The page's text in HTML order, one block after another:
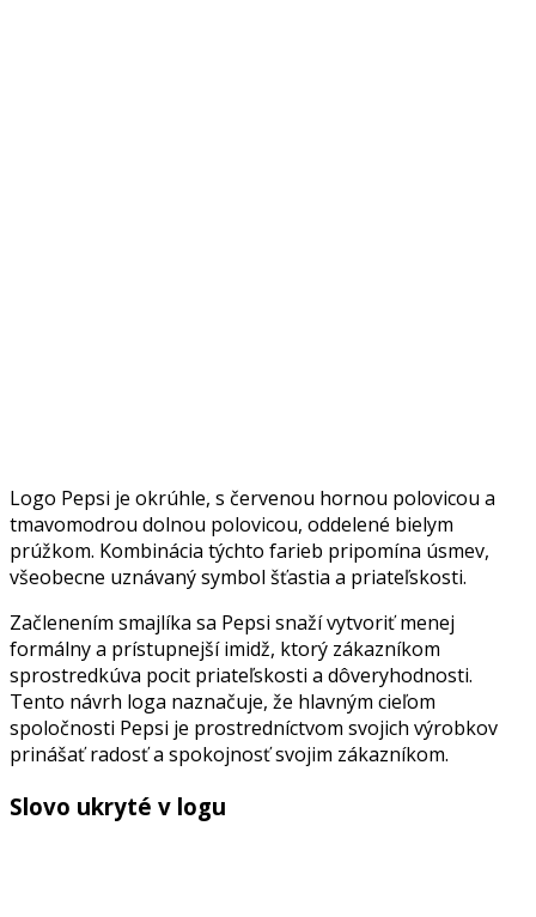
Logo Pepsi je okrúhle, s červenou hornou polovicou a
tmavomodrou dolnou polovicou, oddelené bielym
prúžkom. Kombinácia týchto farieb pripomína úsmev,
všeobecne uznávaný symbol šťastia a priateľskosti.
Začlenením smajlíka sa Pepsi snaží vytvoriť menej
formálny a prístupnejší imidž, ktorý zákazníkom
sprostredkúva pocit priateľskosti a dôveryhodnosti.
Tento návrh loga naznačuje, že hlavným cieľom
spoločnosti Pepsi je prostredníctvom svojich výrobkov
prinášať radosť a spokojnosť svojim zákazníkom.
Slovo ukryté v logu